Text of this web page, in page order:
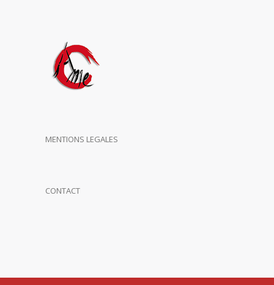
MENTIONS LEGALES
CONTACT